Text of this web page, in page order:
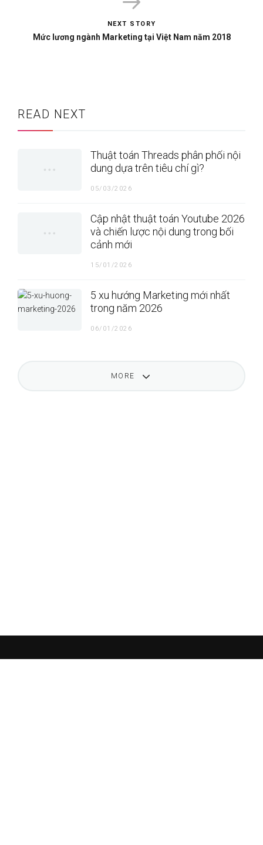
NEXT STORY
Mức lương ngành Marketing tại Việt Nam năm 2018
READ NEXT
Thuật toán Threads phân phối nội
dung dựa trên tiêu chí gì?
05/03/2026
Cập nhật thuật toán Youtube 2026
và chiến lược nội dung trong bối
cảnh mới
15/01/2026
5 xu hướng Marketing mới nhất
trong năm 2026
06/01/2026
MORE